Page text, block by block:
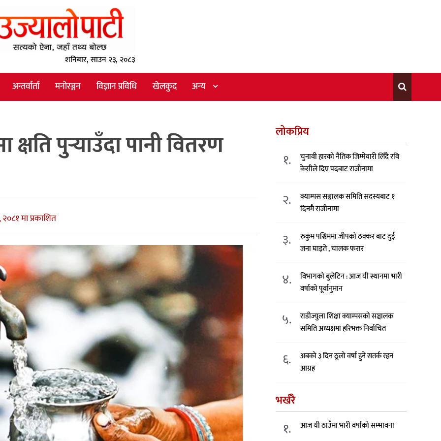
शनिबार, साउन २३, २०८३
अन्तर्वार्ता मनोरञ्जन विज्ञान प्रविधि खेलकुद अन्य
क्षति पुर्‍याउँदा पानी वितरण
मा प्रकाशित
लोकप्रिय
१.
चुनावी हारको नैतिक जिम्मेवारी लिँदै रवि
केसीले दिए पदबाट राजीनामा
२.
क्याम्पस सञ्चालक समिति सदस्यबाट १
दिनमै राजीनामा
३.
रुकुम पश्चिममा जीपको ठक्कर बाट दुई
जना घाइते , चालक फरार
४.
विभागको बुलेटिन : आज यी स्थानमा भारी
वर्षाको पूर्वानुमान
५.
राडीज्युला शिक्षा क्याम्पसको सञ्चालक
समिति अध्यक्षमा हरिभक्त निर्वाचित
६.
अबको ३ दिन ठूलो वर्षा हुने सतर्क रहन
आग्रह
भर्खरै
१. आज यी ठाउँमा भारी वर्षाको सम्भावना